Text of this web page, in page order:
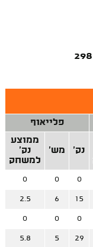
298
פלייאוף
נק' מש'
ממוצע
נק'
למשחק
0
0
0
15
6
2.5
0
0
0
29
5
5.8